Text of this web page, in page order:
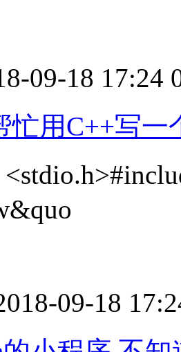
09-18 17:24
忙用C++写
09-18